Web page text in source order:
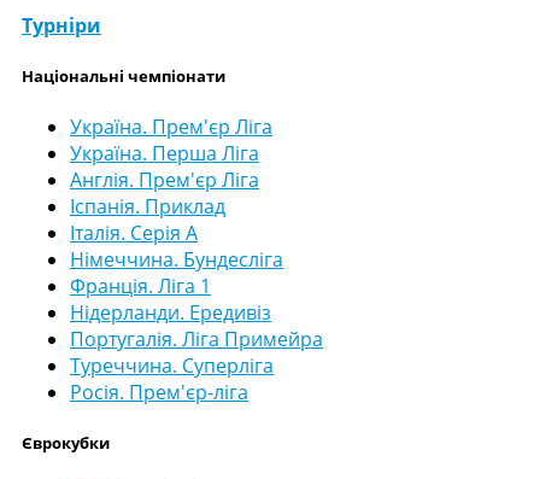
Турніри
Національні чемпіонати
Україна. Прем'єр Ліга
Україна. Перша Ліга
Англія. Прем'єр Ліга
Іспанія. Приклад
Італія. Серія А
Німеччина. Бундесліга
Франція. Ліга 1
Нідерланди. Ередивіз
Португалія. Ліга Примейра
Туреччина. Суперліга
Росія. Прем'єр-ліга
Єврокубки